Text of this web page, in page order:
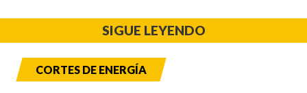
SIGUE LEYENDO
CORTES DE ENERGÍA